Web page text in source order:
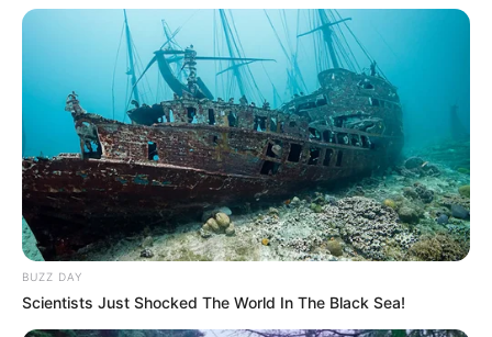
10 Pose Manekin Anti
Mainstream yang Konyol
Banget
8 Kata Lucu Seputar Malam
BUZZ DAY
Scientists Just Shocked The World In The Black Sea!